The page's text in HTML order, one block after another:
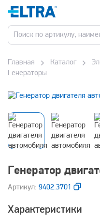
Главная Каталог
Генераторы
Генератор
Aртикул: 9402.3701
Характеристики